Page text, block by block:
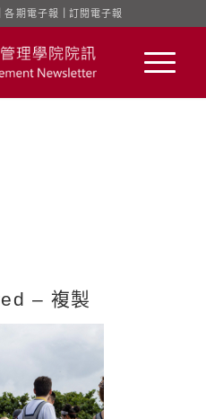
｜各期電子報 訂閱電子報
– 複製